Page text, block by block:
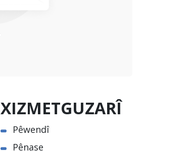
XIZMETGUZARÎ
Pêwendî
Pênase